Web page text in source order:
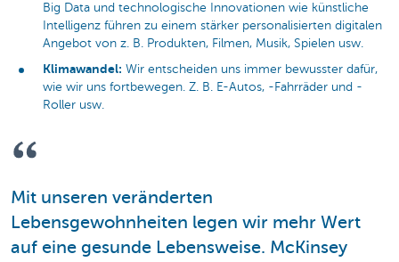
Big Data und technologische Innovationen wie künstliche
Intelligenz führen zu einem stärker personalisierten digitalen
Angebot von z. B. Produkten, Filmen, Musik, Spielen usw.
Klimawandel: Wir entscheiden uns immer bewusster dafür,
wie wir uns fortbewegen. Z. B. E-Autos, -Fahrräder und -
Roller usw.
Mit unseren veränderten
Lebensgewohnheiten legen wir mehr Wert
auf eine gesunde Lebensweise. McKinsey